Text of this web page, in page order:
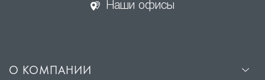
Наши офисы
О КОМПАНИИ